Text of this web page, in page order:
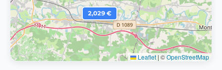
2,029 €
Leaflet | ©OpenStreetMap